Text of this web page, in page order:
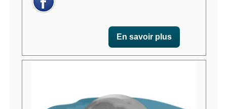
En savoir plus